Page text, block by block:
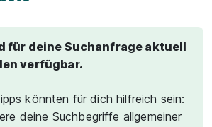
für deine Suchanfrage aktuell
verfügbar.
könnten für dich hilfreich sein:
deine Suchbegriffe allgemeiner